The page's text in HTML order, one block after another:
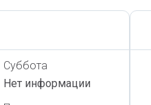
Суббота
Нет информации